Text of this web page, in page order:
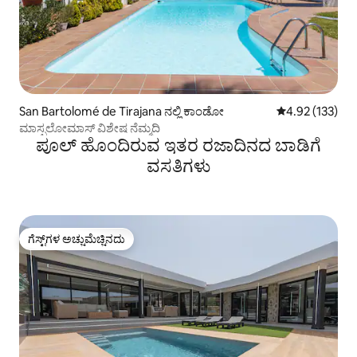
San Bartolomé de Tirajana ನಲ್ಲಿ ಕಾಂಡೋ 5 ರಲ್ಲಿ 4.92
4.92 (133)
ಮಾಸ್ಪಲೋಮಾಸ್ ವಿಶೇಷ ನೆಮ್ಮದಿ
ಪೂಲ್‌ ಹೊಂದಿರುವ ಇತರ ರಜಾದಿನದ ಬಾಡಿಗೆ
ವಸತಿಗಳು
ಗೆಸ್ಟ್‌ಗಳ ಅಚ್ಚುಮೆಚ್ಚಿನದು
ಗೆಸ್ಟ್‌ಗಳ ಅಚ್ಚುಮೆಚ್ಚಿನದು